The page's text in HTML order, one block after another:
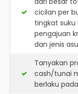
cicilan per
tingkat
pengajuan
dan jenis
Tanyakan
cash/tunai
berlaku